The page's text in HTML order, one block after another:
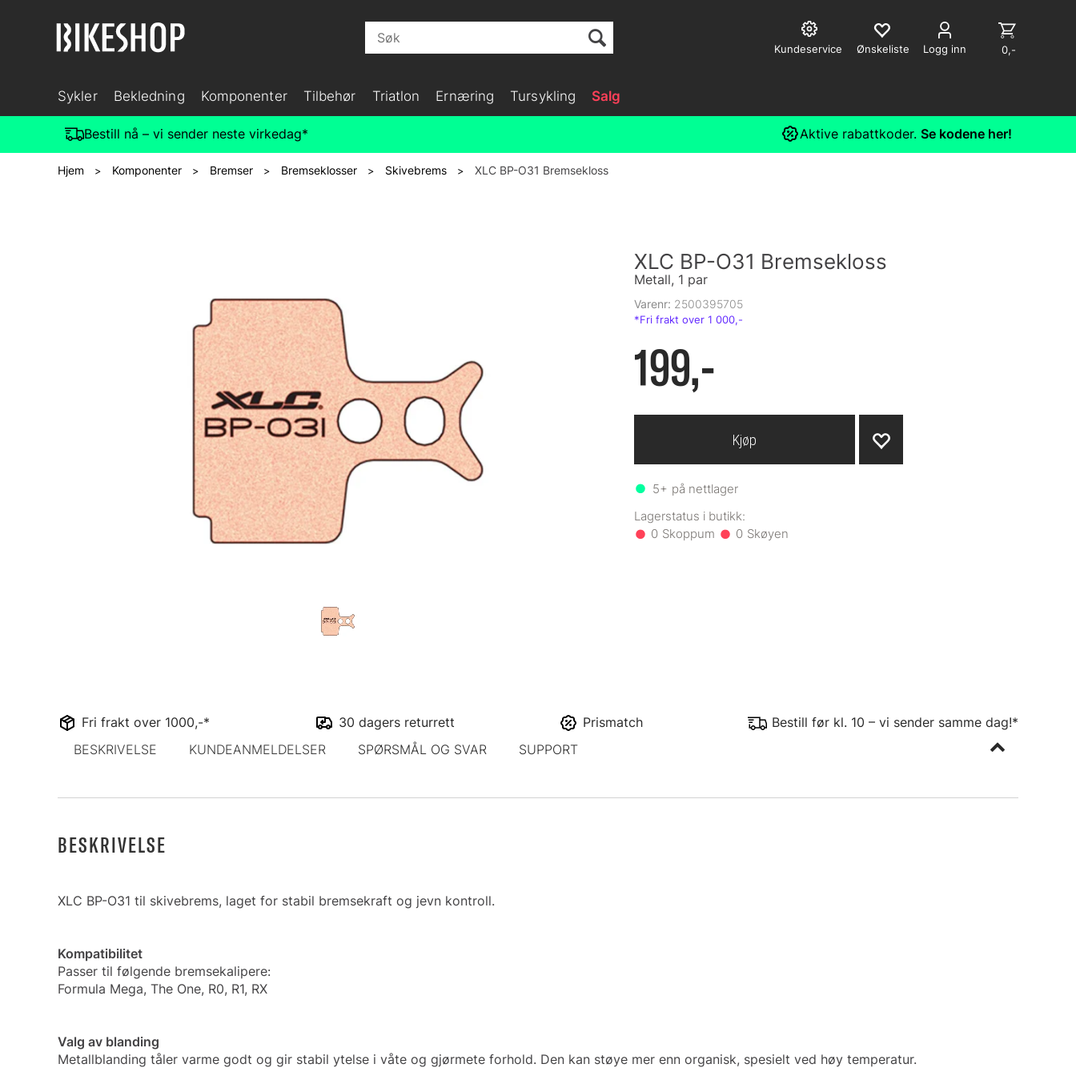
Logg inn
Kundeservice 0,-
Sykler Bekledning Komponenter Tilbehør Triatlon Ernæring Tursykling Salg
Bestill nå – vi sender neste virkedag* Aktive rabattkoder. Se kodene her!
Hjem > Komponenter > Bremser > Bremseklosser > Skivebrems > XLC BP-O31 Bremsekloss
XLC BP-O31 Bremsekloss
Metall, 1 par
Varenr: 2500395705
199,-
5+ på nettlager
0 0
Kjøp
Fri frakt over 1000,-* 30 dagers returrett Prismatch
Bestill før kl. 10 – vi sender samme dag!*
BESKRIVELSE
KUNDEANMELDELSER SPØRSMÅL OG SVAR SUPPORT
BESKRIVELSE
XLC BP-O31 til skivebrems, laget for stabil bremsekraft og jevn kontroll.
Kompatibilitet
Passer til følgende bremsekalipere:
Formula Mega, The One, R0, R1, RX
Valg av blanding
Metallblanding tåler varme godt og gir stabil ytelse i våte og gjørmete forhold. Den kan støye mer enn organisk, spesielt ved høy temperatur.